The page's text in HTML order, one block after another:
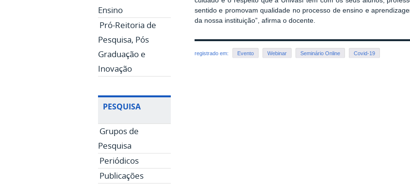
Ensino
Pró-Reitoria de
Pesquisa, Pós
Graduação e
Inovação
PESQUISA
Grupos de
Pesquisa
Periódicos
Publicações
sentido e promovam qualidade no processo de ensino e
da nossa instituição”, afirma o docente.
registrado em: Evento Webinar Seminário Online Covid-19